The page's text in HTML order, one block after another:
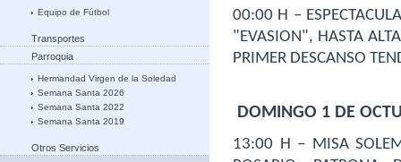
Equipo de Fútbol
Transportes
Parroquia
Hermandad Virgen de la Soledad
Semana Santa 2026
Semana Santa 2022
Semana Santa 2019
Otros Servicios
00:00 H –
"EVASION", HASTA
PRIMER DESCANSO
DOMINGO 1 DE
13:00 H – MISA